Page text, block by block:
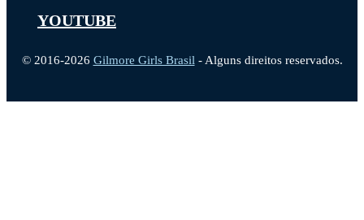
YOUTUBE
© 2016-2026 Gilmore Girls Brasil - Alguns direitos reservados.